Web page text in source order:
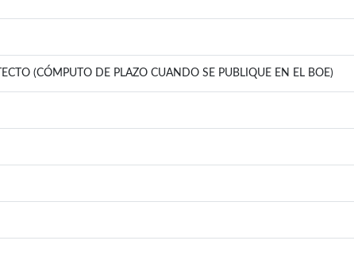
(CÓMPUTO DE PLAZO CUANDO SE PUBLIQUE EN EL BOE)